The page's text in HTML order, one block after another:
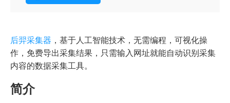
后羿采集器 ，基于人工智能技术，无需编程，可视化操
作，免费导出采集结果，只需输入网址就能自动识别采集
内容的数据采集工具。
简介